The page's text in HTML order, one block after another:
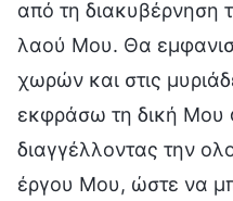
από τη διακυβέρνηση
λαού Μου. Θα
χωρών και στις
εκφράσω τη δική Μου
διαγγέλλοντας την
έργου Μου, ώστε να